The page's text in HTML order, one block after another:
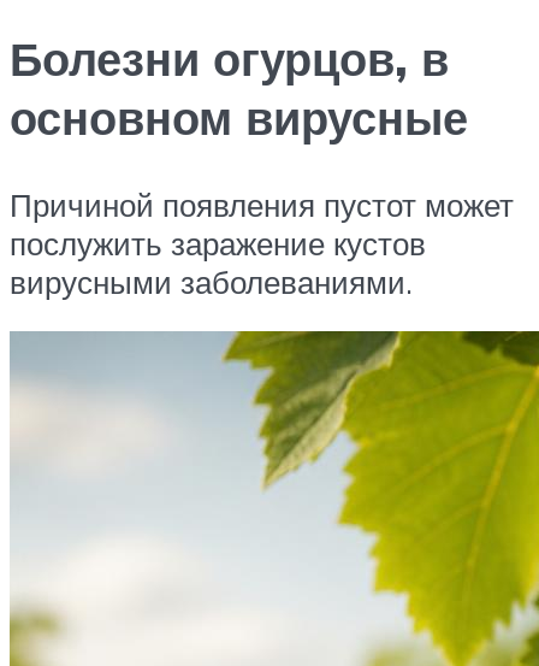
Болезни огурцов, в
основном вирусные
Причиной появления пустот может
послужить заражение кустов
вирусными заболеваниями.